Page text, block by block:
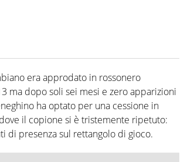
era approdato in rossonero
ma dopo soli sei mesi e zero apparizioni
ha optato per una cessione in
il copione si è tristemente ripetuto:
di presenza sul rettangolo di gioco.